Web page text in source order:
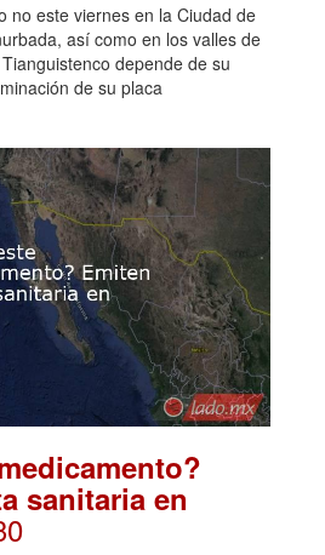
no este viernes en la Ciudad de
así como en los valles de
depende de su
de su placa
sanitaria en